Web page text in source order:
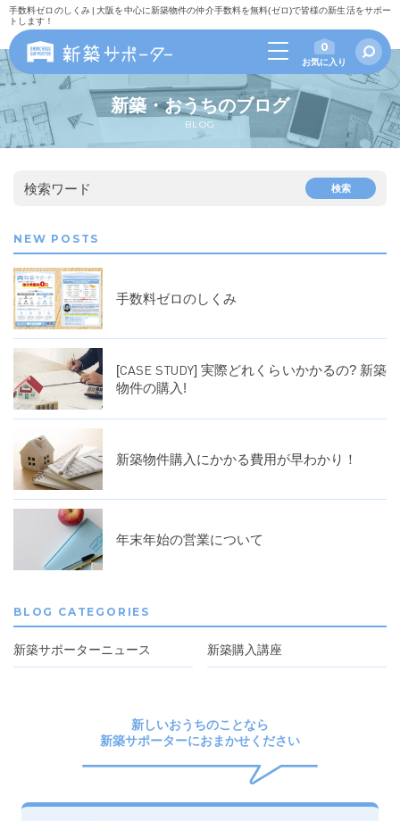
手数料ゼロのしくみ | 大阪を中心に新築物件の仲介手数料を無料(ゼロ)で皆様の新生活をサポー
トします！
0
お気に入り
新築・おうちのブログ
BLOG
検索ワード 検索
NEW POSTS
手数料ゼロのしくみ
[CASE STUDY] 実際どれくらいかかるの? 新築
物件の購入!
新築物件購入にかかる費用が早わかり！
年末年始の営業について
BLOG CATEGORIES
新築サポーターニュース 新築購入講座
新しいおうちのことなら
新築サポーターにおまかせください